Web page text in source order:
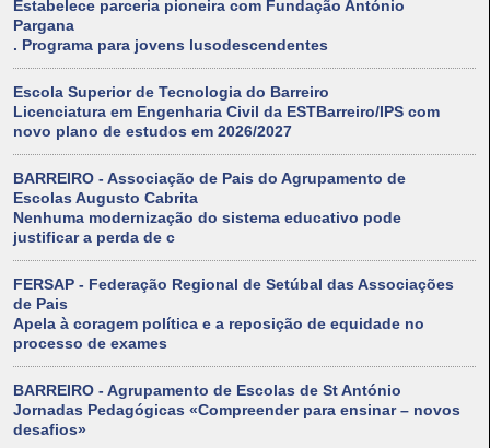
Estabelece parceria pioneira com Fundação António
Pargana
. Programa para jovens lusodescendentes
Escola Superior de Tecnologia do Barreiro
Licenciatura em Engenharia Civil da ESTBarreiro/IPS com
novo plano de estudos em 2026/2027
BARREIRO - Associação de Pais do Agrupamento de
Escolas Augusto Cabrita
Nenhuma modernização do sistema educativo pode
justificar a perda de c
FERSAP - Federação Regional de Setúbal das Associações
de Pais
Apela à coragem política e a reposição de equidade no
processo de exames
BARREIRO - Agrupamento de Escolas de St António
Jornadas Pedagógicas «Compreender para ensinar – novos
desafios»